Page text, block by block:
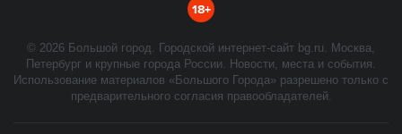
18+
© 2026 Большой город. Городской интернет-сайт bg.ru. Москва,
Петербург и крупные города России. Новости, места и события.
Использование материалов «Большого Города» разрешено только с
предварительного согласия правообладателей.